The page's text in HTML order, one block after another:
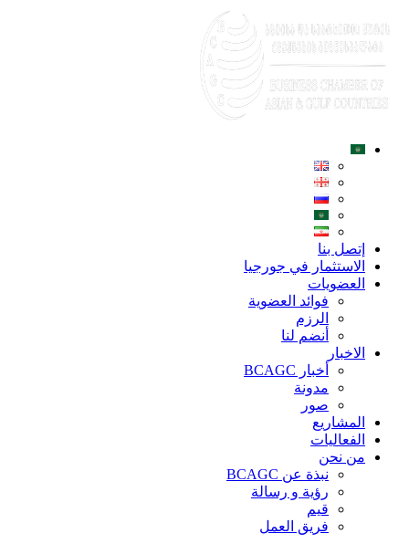
إتصل بنا
الاستثمار في جورجيا
العضويات
فوائد العضوية
الرزم
أنضم لنا
الاخبار
أخبار BCAGC
مدونة
صور
المشاريع
الفعاليات
من نحن
نبذة عن BCAGC
رؤية و رسالة
قيم
فريق العمل